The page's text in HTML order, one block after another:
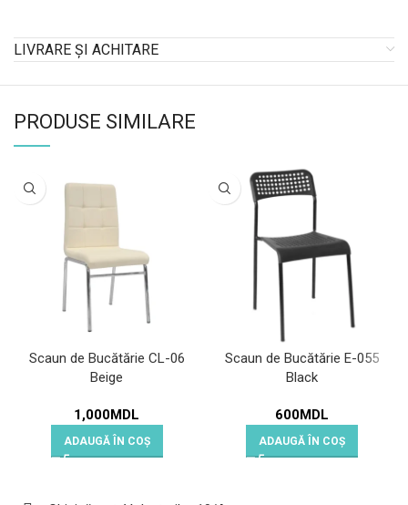
LIVRARE ȘI ACHITARE
PRODUSE SIMILARE
Scaun de Bucătărie CL-06
Beige
1,000MDL
ADAUGĂ ÎN COȘ
Scaun de Bucătărie E-055
Black
600MDL
ADAUGĂ ÎN COȘ